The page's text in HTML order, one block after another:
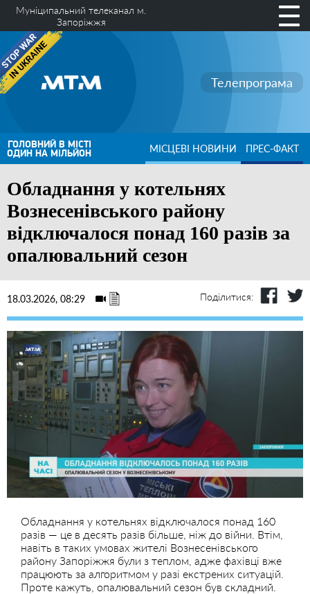
Муніципальний телеканал м.
Запоріжжя
Телепрограма
ГОЛОВНИЙ В МІСТІ
ОДИН НА МІЛЬЙОН МІСЦЕВІ НОВИНИ ПРЕС-ФАКТ
Обладнання у котельнях
Вознесенівського району
відключалося понад 160 разів за
опалювальний сезон
18.03.2026, 08:29 Поділитися:
Обладнання у котельнях відключалося понад 160
разів — це в десять разів більше, ніж до війни. Втім,
навіть в таких умовах жителі Вознесенівського
району Запоріжжя були з теплом, адже фахівці вже
працюють за алгоритмом у разі екстрених ситуацій.
Проте кажуть, опалювальний сезон був складний.